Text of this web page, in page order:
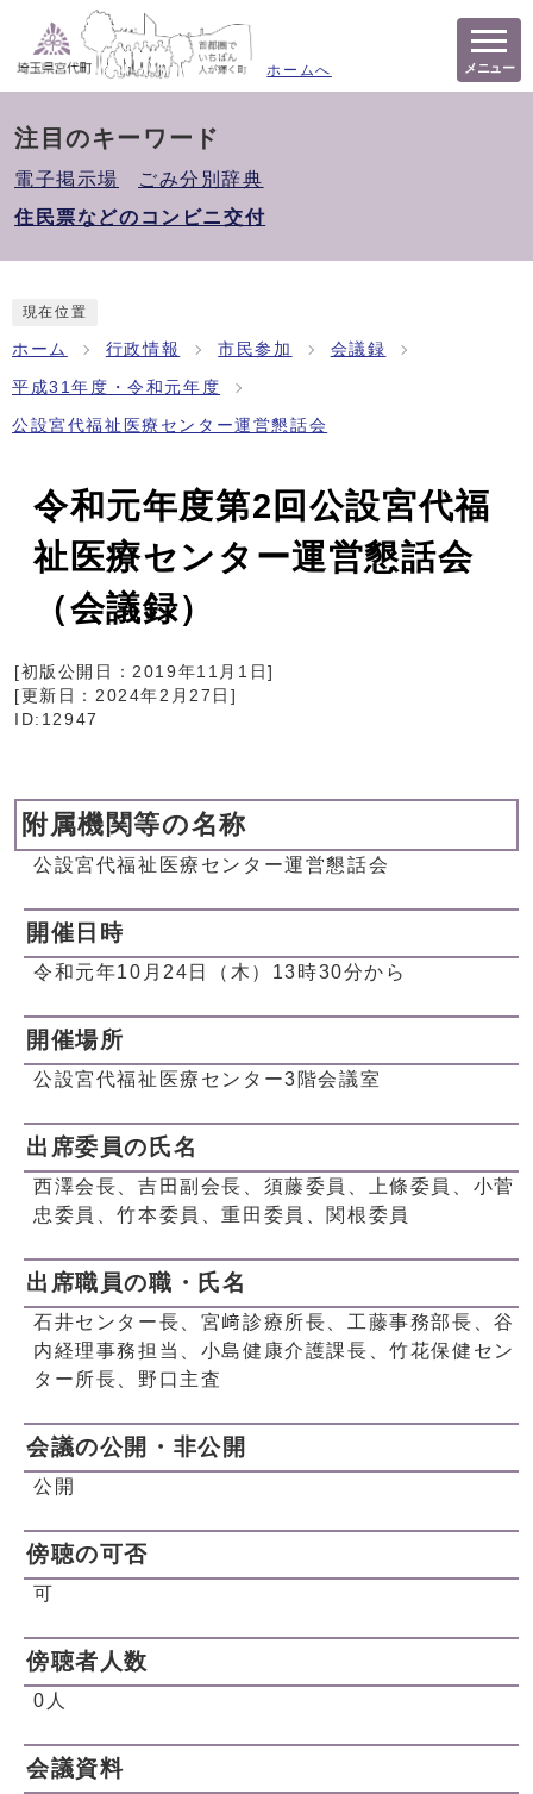
ホームへ メニュー
注目のキーワード
電子掲示場
ごみ分別辞典
住民票などのコンビニ交付
現在位置
ホーム 行政情報 市民参加 会議録
平成31年度・令和元年度
公設宮代福祉医療センター運営懇話会
令和元年度第2回公設宮代福
祉医療センター運営懇話会
（会議録）
[初版公開日：2019年11月1日]
[更新日： 2024年2月27日 ]
ID:12947
附属機関等の名称
公設宮代福祉医療センター運営懇話会
開催日時
令和元年10月24日（木）13時30分から
開催場所
公設宮代福祉医療センター3階会議室
出席委員の氏名
西澤会長、吉田副会長、須藤委員、上條委員、小菅
忠委員、竹本委員、重田委員、関根委員
出席職員の職・氏名
石井センター長、宮﨑診療所長、工藤事務部長、谷
内経理事務担当、小島健康介護課長、竹花保健セン
ター所長、野口主査
会議の公開・非公開
公開
傍聴の可否
可
傍聴者人数
0人
会議資料